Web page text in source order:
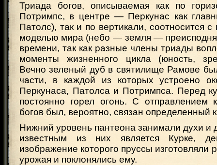
Триада богов, описываемая как по
Потримпс, в центре — Перкунас как
Патолс), так и по вертикали, соотносится с
моделью мира (небо — земля —
времени, так как разные члены триады
моменты жизненного цикла (юность,
Вечно зеленый дуб в святилище Рамове
части, в каждой из которых устроено
Перкунаса, Патолса и Потримпса. Перед
постоянно горел огонь. С отправлением
богов был, вероятно, связан определенный
Нижний уровень пантеона занимали духи
известным из них является Курке,
изображение которого пруссы изготовляли
урожая и поклонялись ему.